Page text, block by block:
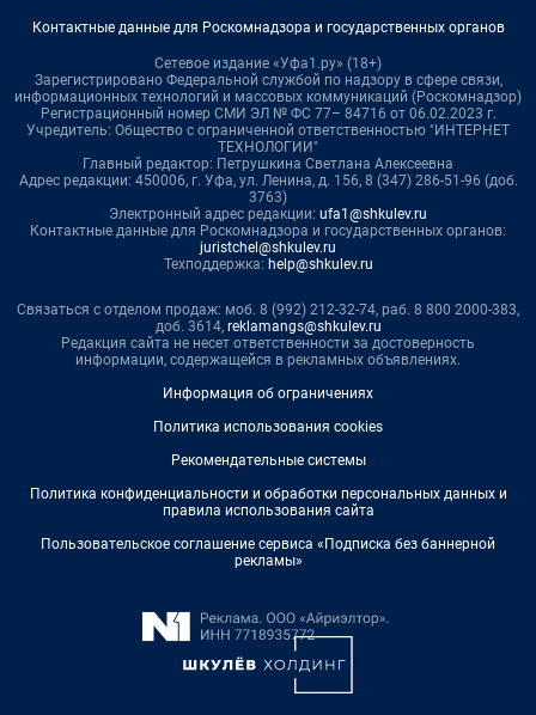
Контактные данные для Роскомнадзора и государственных органов
Сетевое издание «Уфа1.ру» (18+)
Зарегистрировано Федеральной службой по надзору в сфере связи,
информационных технологий и массовых коммуникаций (Роскомнадзор)
Регистрационный номер СМИ ЭЛ № ФС 77– 84716 от 06.02.2023 г.
Учредитель: Общество с ограниченной ответственностью "ИНТЕРНЕТ
ТЕХНОЛОГИИ"
Главный редактор: Петрушкина Светлана Алексеевна
Адрес редакции: 450006, г. Уфа, ул. Ленина, д. 156, 8 (347) 286-51-96 (доб.
3763)
Электронный адрес редакции: ufa1@shkulev.ru
Контактные данные для Роскомнадзора и государственных органов:
juristchel@shkulev.ru
Техподдержка: help@shkulev.ru
Связаться с отделом продаж: моб. 8 (992) 212-32-74, раб. 8 800 2000-383,
доб. 3614, reklamangs@shkulev.ru
Редакция сайта не несет ответственности за достоверность
информации, содержащейся в рекламных объявлениях.
Информация об ограничениях
Политика использования cookies
Рекомендательные системы
Политика конфиденциальности и обработки персональных данных и
правила использования сайта
Пользовательское соглашение сервиса «Подписка без баннерной
рекламы»